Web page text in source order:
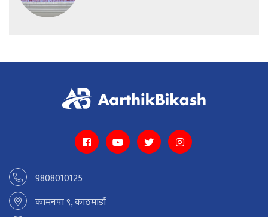
9808010125
कामनपा ९, काठमाडौं